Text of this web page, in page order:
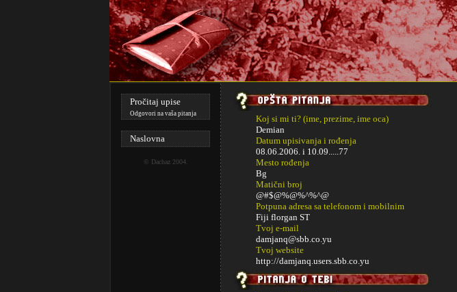
Pročitaj upise
Odgovori na vaša pitanja
Naslovna
© Dachaz2004.
Koj si mi ti? (ime, prezime, ime oca)
Demian
Datum upisivanja i rođenja
08.06.2006. i 10.09.....77
Mesto rođenja
Bg
Matični broj
@#$@%@%^%^@
Potpuna adresa sa telefonom i mobilnim
Fiji florgan ST
Tvoj e-mail
damjanq@sbb.co.yu
Tvoj website
http://damjanq.users.sbb.co.yu